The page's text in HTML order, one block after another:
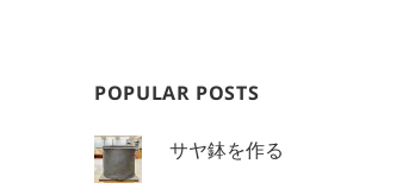
POPULAR POSTS
サヤ鉢を作る